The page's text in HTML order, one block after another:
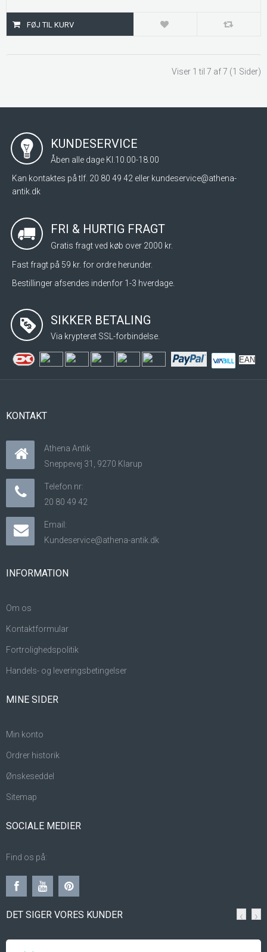
Viser 1 til 7 af 7 (1 Sider)
KUNDESERVICE
Åben alle dage Kl.10.00-18.00
Kan kontaktes på tlf. 20 80 49 42 eller kundeservice@athena-
antik.dk
FRI & HURTIG FRAGT
Gratis fragt ved køb over 2000 kr.
Fast fragt på 59 kr. for ordre herunder.
Bestillinger afsendes indenfor 1-3 hverdage.
SIKKER BETALING
Via krypteret SSL-forbindelse.
EAN
KONTAKT
Athena Antik
Sneppevej 31, 9270 Klarup
Telefon nr:
20 80 49 42
Email:
Kundeservice@athena-antik.dk
INFORMATION
Om os
Kontaktformular
Fortrolighedspolitik
Handels- og leveringsbetingelser
MINE SIDER
Min konto
Ordrer historik
Ønskeseddel
Sitemap
SOCIALE MEDIER
Find os på:
DET SIGER VORES KUNDER ‹ ›